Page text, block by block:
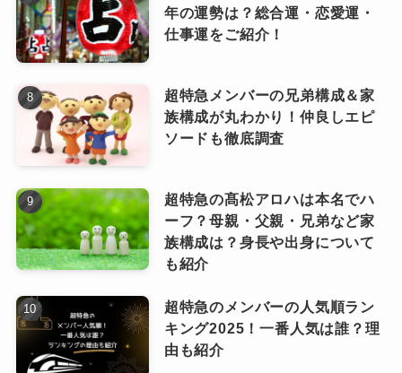
年の運勢は？総合運・恋愛運・
仕事運をご紹介！
超特急メンバーの兄弟構成＆家
族構成が丸わかり！仲良しエピ
ソードも徹底調査
超特急の髙松アロハは本名でハ
ーフ？母親・父親・兄弟など家
族構成は？身長や出身について
も紹介
超特急のメンバーの人気順ラン
キング2025！一番人気は誰？理
由も紹介